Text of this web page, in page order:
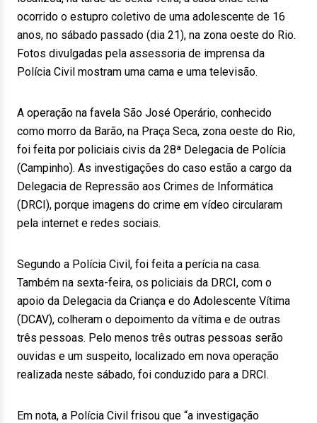
ocorrido o estupro coletivo de uma adolescente de 16
anos, no sábado passado (dia 21), na zona oeste do Rio.
Fotos divulgadas pela assessoria de imprensa da
Polícia Civil mostram uma cama e uma televisão.
A operação na favela São José Operário, conhecido
como morro da Barão, na Praça Seca, zona oeste do Rio,
foi feita por policiais civis da 28ª Delegacia de Polícia
(Campinho). As investigações do caso estão a cargo da
Delegacia de Repressão aos Crimes de Informática
(DRCI), porque imagens do crime em vídeo circularam
pela internet e redes sociais.
Segundo a Polícia Civil, foi feita a perícia na casa.
Também na sexta-feira, os policiais da DRCI, com o
apoio da Delegacia da Criança e do Adolescente Vítima
(DCAV), colheram o depoimento da vítima e de outras
três pessoas. Pelo menos três outras pessoas serão
ouvidas e um suspeito, localizado em nova operação
realizada neste sábado, foi conduzido para a DRCI.
Em nota, a Polícia Civil frisou que “a investigação